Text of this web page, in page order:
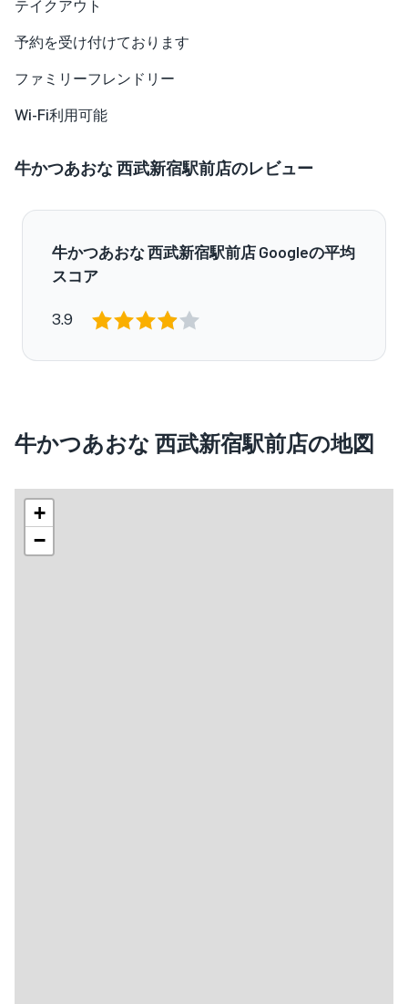
テイクアウト
予約を受け付けております
ファミリーフレンドリー
Wi-Fi利用可能
牛かつあおな 西武新宿駅前店のレビュー
牛かつあおな 西武新宿駅前店 Googleの平均
スコア
3.9
牛かつあおな 西武新宿駅前店の地図
+
−